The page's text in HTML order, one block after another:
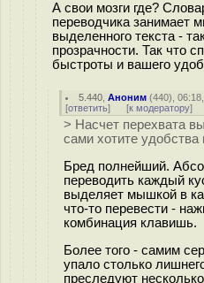
А свои мозги где?
переводчика занимает
выделенного текста -
прозрачности. Так что
быстроты и вашего
5.440 ,Аноним (440),
[ответить] [к модератору]
> Насчет перехвата
сами хотите удобства
Бред полнейший.
переводить каждый
выделяет мышкой в
что-то перевести -
комбинация клавишь.
Более того - самим
упало столько
преследуют